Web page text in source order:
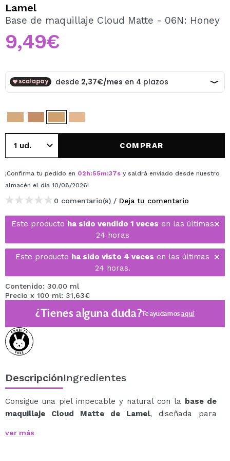
Al crear una cuenta en Maquillalia.com podrás realizar
tus compras rápidamente, revisar el estado de tus
pedidos y consultar tus operaciones anteriores.
CREAR CUENTA
Lamel
Base de maquillaje Cloud Matte - 06N: Honey
9,49€
COMPRAR
¡Confirma tu pedido en 02h:55m:37s y saldrá enviado desde nuestro
almacén el día 10/08/2026!
0 comentario(s) / Deja tu comentario
Este producto ha sido vendido 1 veces en las últimas
24 horas
Este producto ha sido visto 4 veces en las últimas
24 horas.
Contenido: 30.00 ml
Precio x 100 ml: 31,63€
¿Tienes alguna duda?Te ayudamosaquí
DescripciónIngredientes
Consigue una piel impecable y natural con la base de
maquillaje Cloud Matte de Lamel, diseñada para
sedoso que dura todo el día.
ver más